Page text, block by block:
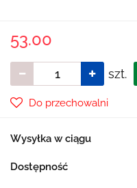
53.00
szt.
Do przechowalni
Wysyłka w ciągu
Dostępność